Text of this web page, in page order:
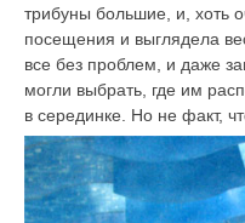
трибуны большие, и, хоть
посещения и выглядела
все без проблем, и даже
могли выбрать, где им
в серединке. Но не факт,